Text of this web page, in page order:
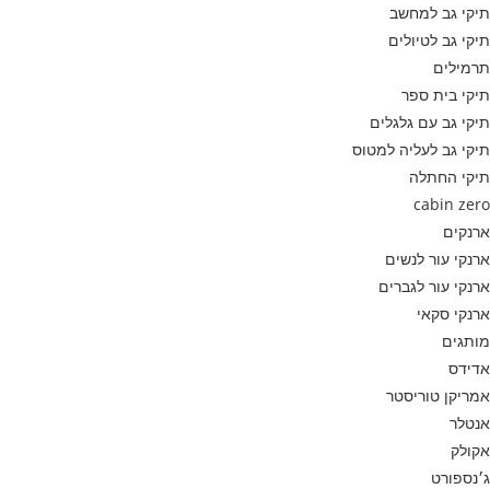
תיקי גב למחשב
תיקי גב לטיולים
תרמילים
תיקי בית ספר
תיקי גב עם גלגלים
תיקי גב לעליה למטוס
תיקי החתלה
cabin zero
ארנקים
ארנקי עור לנשים
ארנקי עור לגברים
ארנקי סקאי
מותגים
אדידס
אמריקן טוריסטר
אנטלר
אקולק
ג׳נספורט